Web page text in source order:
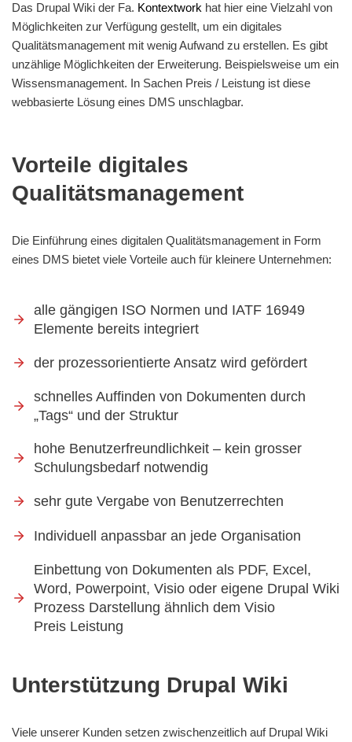
Das Drupal Wiki der Fa. Kontextwork hat hier eine Vielzahl von
Möglichkeiten zur Verfügung gestellt, um ein digitales
Qualitätsmanagement mit wenig Aufwand zu erstellen. Es gibt
unzählige Möglichkeiten der Erweiterung. Beispielsweise um ein
Wissensmanagement. In Sachen Preis / Leistung ist diese
webbasierte Lösung eines DMS unschlagbar.
Vorteile digitales
Qualitätsmanagement
Die Einführung eines digitalen Qualitätsmanagement in Form
eines DMS bietet viele Vorteile auch für kleinere Unternehmen:
alle gängigen ISO Normen und IATF 16949
Elemente bereits integriert
der prozessorientierte Ansatz wird gefördert
schnelles Auffinden von Dokumenten durch
„Tags“ und der Struktur
hohe Benutzerfreundlichkeit – kein grosser
Schulungsbedarf notwendig
sehr gute Vergabe von Benutzerrechten
Individuell anpassbar an jede Organisation
Einbettung von Dokumenten als PDF, Excel,
Word, Powerpoint, Visio oder eigene Drupal Wiki
Prozess Darstellung ähnlich dem Visio
Preis Leistung
Unterstützung Drupal Wiki
Viele unserer Kunden setzen zwischenzeitlich auf Drupal Wiki